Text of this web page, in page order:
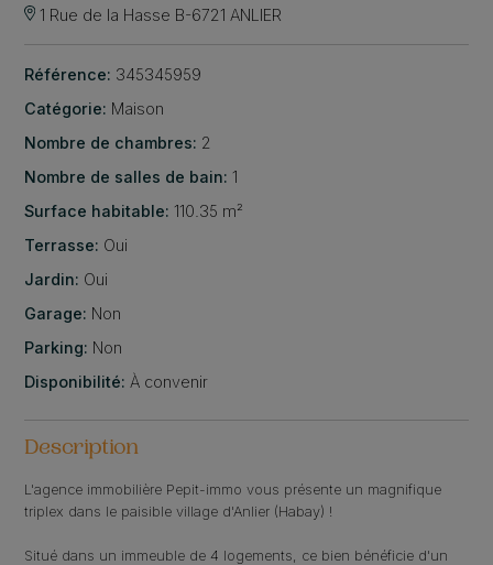
1 Rue de la Hasse B-6721 ANLIER
Référence: 345345959
Catégorie: Maison
Nombre de chambres: 2
Nombre de salles de bain: 1
Surface habitable: 110.35 m²
Terrasse: Oui
Jardin: Oui
Garage: Non
Parking: Non
Disponibilité: À convenir
Description
L'agence immobilière Pepit-immo vous présente un magnifique
triplex dans le paisible village d'Anlier (Habay) !
Situé dans un immeuble de 4 logements, ce bien bénéficie d'un